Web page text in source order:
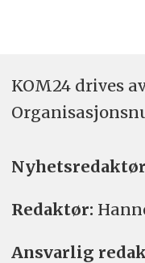
KOM24 drives
Redaktør:
Ansvarlig